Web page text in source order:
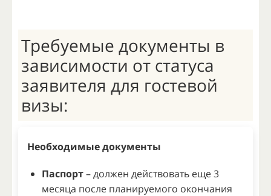
Требуемые документы в
зависимости от статуса
заявителя для гостевой
визы:
Необходимые документы
Паспорт– должен действовать еще 3
месяца после планируемого окончания